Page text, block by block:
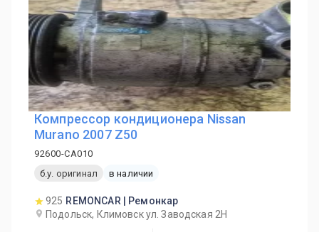
Компрессор кондиционера Nissan
Murano 2007 Z50
92600-CA010
б.у. оригинал
в наличии
925 REMONCAR | Ремонкар
Подольск, Климовск ул. Заводская 2Н